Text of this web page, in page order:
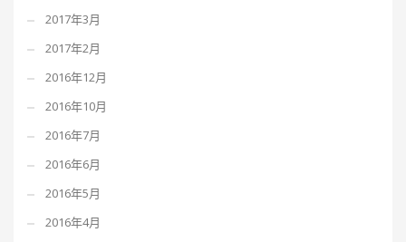
2017年3月
2017年2月
2016年12月
2016年10月
2016年7月
2016年6月
2016年5月
2016年4月